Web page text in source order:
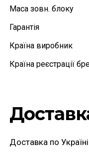
Маса зовн. блоку
Гарантія
Країна виробник
Країна реєстрації
Доставка по Україні